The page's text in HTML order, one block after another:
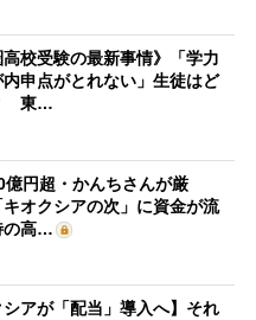
高校受験の最新事情》「学力
内申点がとれない」生徒はど
東…
億円超・かんちさんが厳
オクシアの次」に資金が流
の高…
シアが「配当」導入へ】それ